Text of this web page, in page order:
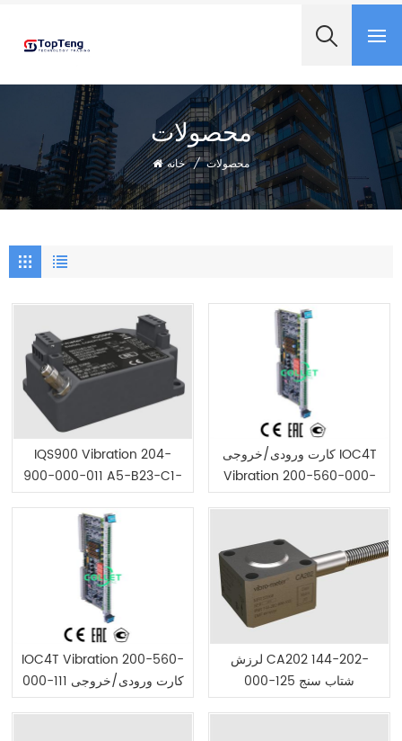
محصولات
خانه / محصولات
IQS900 Vibration 204-
900-000-011 A5-B23-C1-
H05-I0 تهویه سیگنال
کارت ورودی/خروجی IOC4T
Vibration 200-560-000-
114
IOC4T Vibration 200-560-
000-111 کارت ورودی/خروجی
لرزش CA202 144-202-
000-125 شتاب سنج
پیزوالکتریک